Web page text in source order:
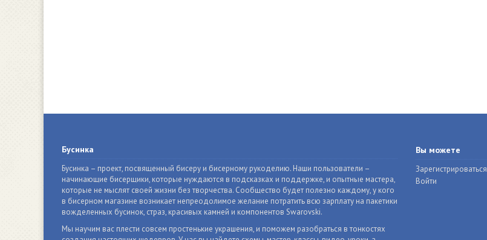
Бусинка
Бусинка – проект, посвященный бисеру и бисерному рукоделию. Наши пользователи –
начинающие бисерщики, которые нуждаются в подсказках и поддержке, и опытные мастера,
которые не мыслят своей жизни без творчества. Сообщество будет полезно каждому, у кого
в бисерном магазине возникает непреодолимое желание потратить всю зарплату на пакетики
вожделенных бусинок, страз, красивых камней и компонентов Swarovski.
Мы научим вас плести совсем простенькие украшения, и поможем разобраться в тонкостях
Вы можете
Зарегистрироваться
Войти